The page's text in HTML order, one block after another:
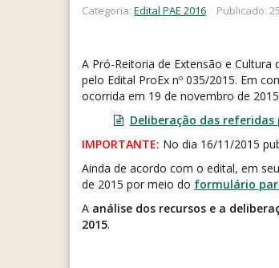
Categoria: Edital PAE 2016 Publicado:
A Pró-Reitoria de Extensão e Cultura
pelo Edital ProEx nº 035/2015. Em
ocorrida em 19 de novembro de
Deliberação das
IMPORTANTE: No dia 16/11/2015
Ainda de acordo com o edital, em
de 2015 por meio do formulário
A análise dos recursos e a
2015.